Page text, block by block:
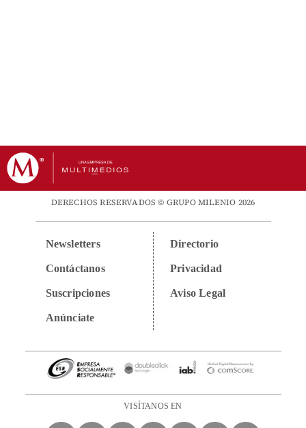
DERECHOS RESERVADOS © GRUPO MILENIO 2026
Newsletters
Contáctanos
Suscripciones
Anúnciate
Directorio
Privacidad
Aviso Legal
VISÍTANOS EN